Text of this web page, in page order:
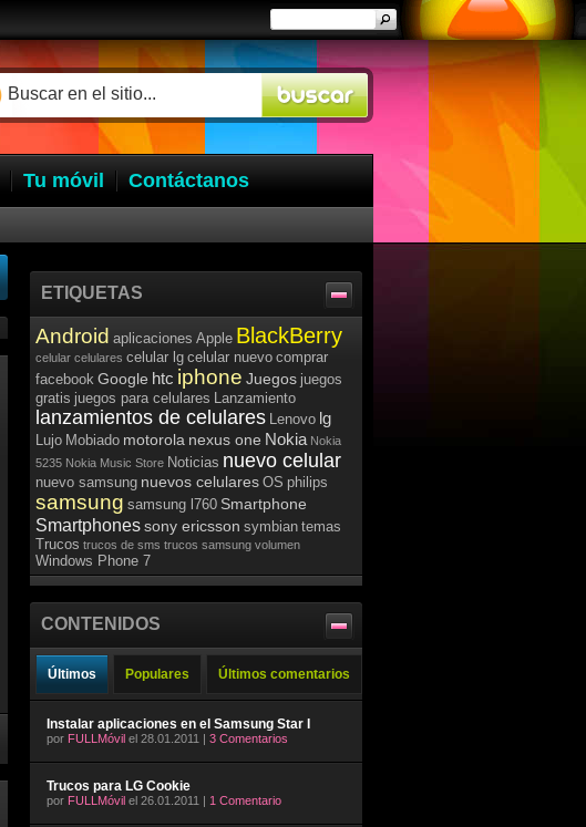
Tu móvil Contáctanos
ETIQUETAS
Android aplicaciones Apple BlackBerry
celular celulares celular lg celular nuevo comprar
facebook Google htc iphone Juegos juegos
gratis juegos para celulares Lanzamiento
lanzamientos de celulares Lenovo lg
Lujo Mobiado motorola nexus one Nokia Nokia
5235 Nokia Music Store Noticias nuevo celular
nuevo samsung nuevos celulares OS philips
samsung samsung l760 Smartphone
Smartphonessony ericsson symbian temas
Trucos trucos de sms trucos samsung volumen
Windows Phone 7
CONTENIDOS
Últimos Populares Últimos comentarios
Instalar aplicaciones en el Samsung Star I
por FULLMóvil el 28.01.2011 | 3 Comentarios
Trucos para LG Cookie
por FULLMóvil el 26.01.2011 | 1 Comentario